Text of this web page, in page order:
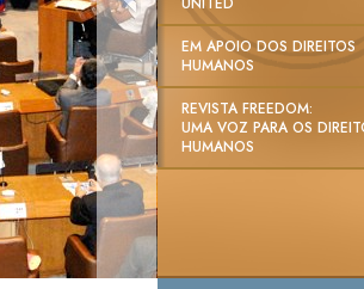
EM APOIO DOS DIREITOS
HUMANOS
REVISTA FREEDOM:
UMA VOZ PARA OS
HUMANOS